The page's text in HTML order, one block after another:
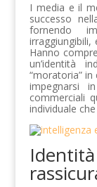
I media e il
successo
fornendo
irraggiungibili,
Hanno
un’identità
“moratoria”
impegnarsi
commerciali
individuale